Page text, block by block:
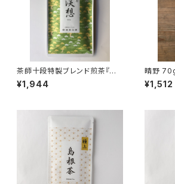
茶師十段特製ブレンド煎茶『渓
想』70g
¥1,944
晴野
¥1,512